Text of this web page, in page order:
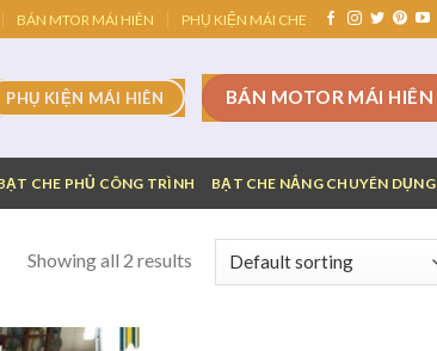
BÁN MTOR MÁI HIÊN PHỤ KIỆN MÁI CHE
PHỤ KIỆN MÁI HIÊN BÁN MOTOR MÁI HIÊN
CHE PHỦ CÔNG TRÌNH BẠT CHE NẮNG CHUYÊN DỤNG
Showing all 2 results